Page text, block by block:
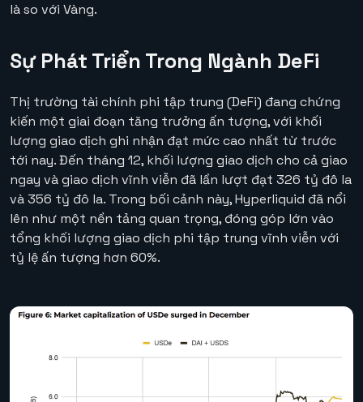
là so với Vàng.
Sự Phát Triển Trong Ngành DeFi
Thị trường tài chính phi tập trung (DeFi) đang chứng
kiến một giai đoạn tăng trưởng ấn tượng, với khối
lượng giao dịch ghi nhận đạt mức cao nhất từ trước
tới nay. Đến tháng 12, khối lượng giao dịch cho cả giao
ngay và giao dịch vĩnh viễn đã lần lượt đạt 326 tỷ đô la
và 356 tỷ đô la. Trong bối cảnh này, Hyperliquid đã nổi
lên như một nền tảng quan trọng, đóng góp lớn vào
tổng khối lượng giao dịch phi tập trung vĩnh viễn với
tỷ lệ ấn tượng hơn 60%.